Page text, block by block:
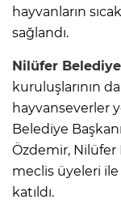
hayvanların
sağlandı.
Nilüfer
kuruluşlarının
hayvanseverler
Belediye Başkanı
Özdemir, Nilüfer
meclis üyeleri ile
katıldı.